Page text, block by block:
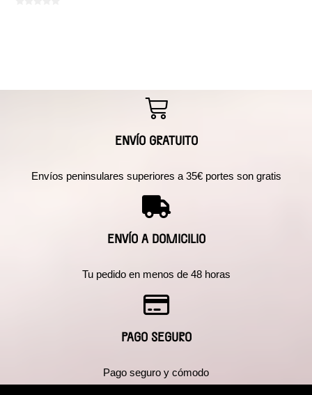
ENVÍO GRATUITO
Envíos peninsulares superiores a 35€ portes son gratis
ENVÍO A DOMICILIO
Tu pedido en menos de 48 horas
PAGO SEGURO
Pago seguro y cómodo